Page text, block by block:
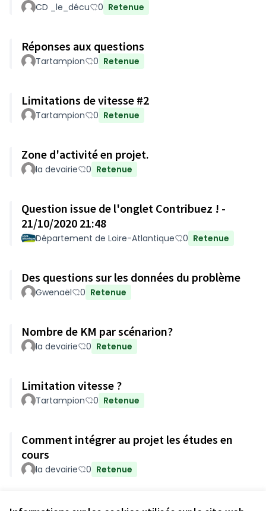
CD _le_décu 0 Retenue
Réponses aux questions
Tartampion 0 Retenue
Limitations de vitesse #2
Tartampion 0 Retenue
Zone d'activité en projet.
la devairie 0 Retenue
Question issue de l'onglet Contribuez ! -
21/10/2020 21:48
Département de Loire-Atlantique 0 Retenue
Des questions sur les données du problème
Gwenaël 0 Retenue
Nombre de KM par scénarion?
la devairie 0 Retenue
Limitation vitesse ?
Tartampion 0 Retenue
Comment intégrer au projet les études en
cours
la devairie 0 Retenue